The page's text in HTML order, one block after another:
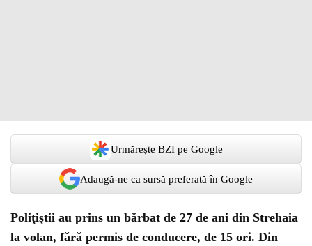
Urmărește BZI pe Google
Adaugă-ne ca sursă preferată în Google
Poliţiştii au prins un bărbat de 27 de ani din Strehaia
la volan, fără permis de conducere, de 15 ori. Din